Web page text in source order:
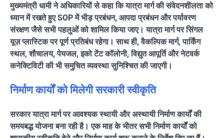
मुख्यमंत्री धामी ने अधिकारियों से कहा कि यात्रा मार्ग की संवेदनशीलता को
ध्यान में रखते हुए SOP में भीड़ प्रबंधन, आपदा प्रबंधन और पर्यावरण
संरक्षण जैसे सभी पहलुओं को शामिल किया जाए। यात्रा मार्ग पर सिंगल
यूज़ प्लास्टिक पर पूर्ण प्रतिबंध रहेगा। साथ ही, वैकल्पिक मार्ग, पार्किंग
स्थल, शौचालय, पेयजल, इको टेंट कॉलोनी, विद्युत आपूर्ति और नेटवर्क
कनेक्टिविटी की भी समुचित व्यवस्था सुनिश्चित की जाएगी।
निर्माण कार्यों को मिलेगी सरकारी स्वीकृति
सरकार यात्रा मार्ग पर आवश्यक स्थायी और अस्थायी निर्माण कार्यों की
समयबद्ध योजना बना रही है। एक माह के भीतर सभी निर्माण कार्यों को